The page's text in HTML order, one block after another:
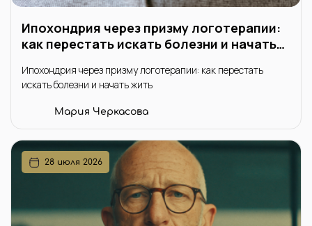
Ипохондрия через призму логотерапии:
как перестать искать болезни и начать
Ипохондрия через призму логотерапии: как перестать
искать болезни и начать жить
Мария Черкасова
28 июля 2026